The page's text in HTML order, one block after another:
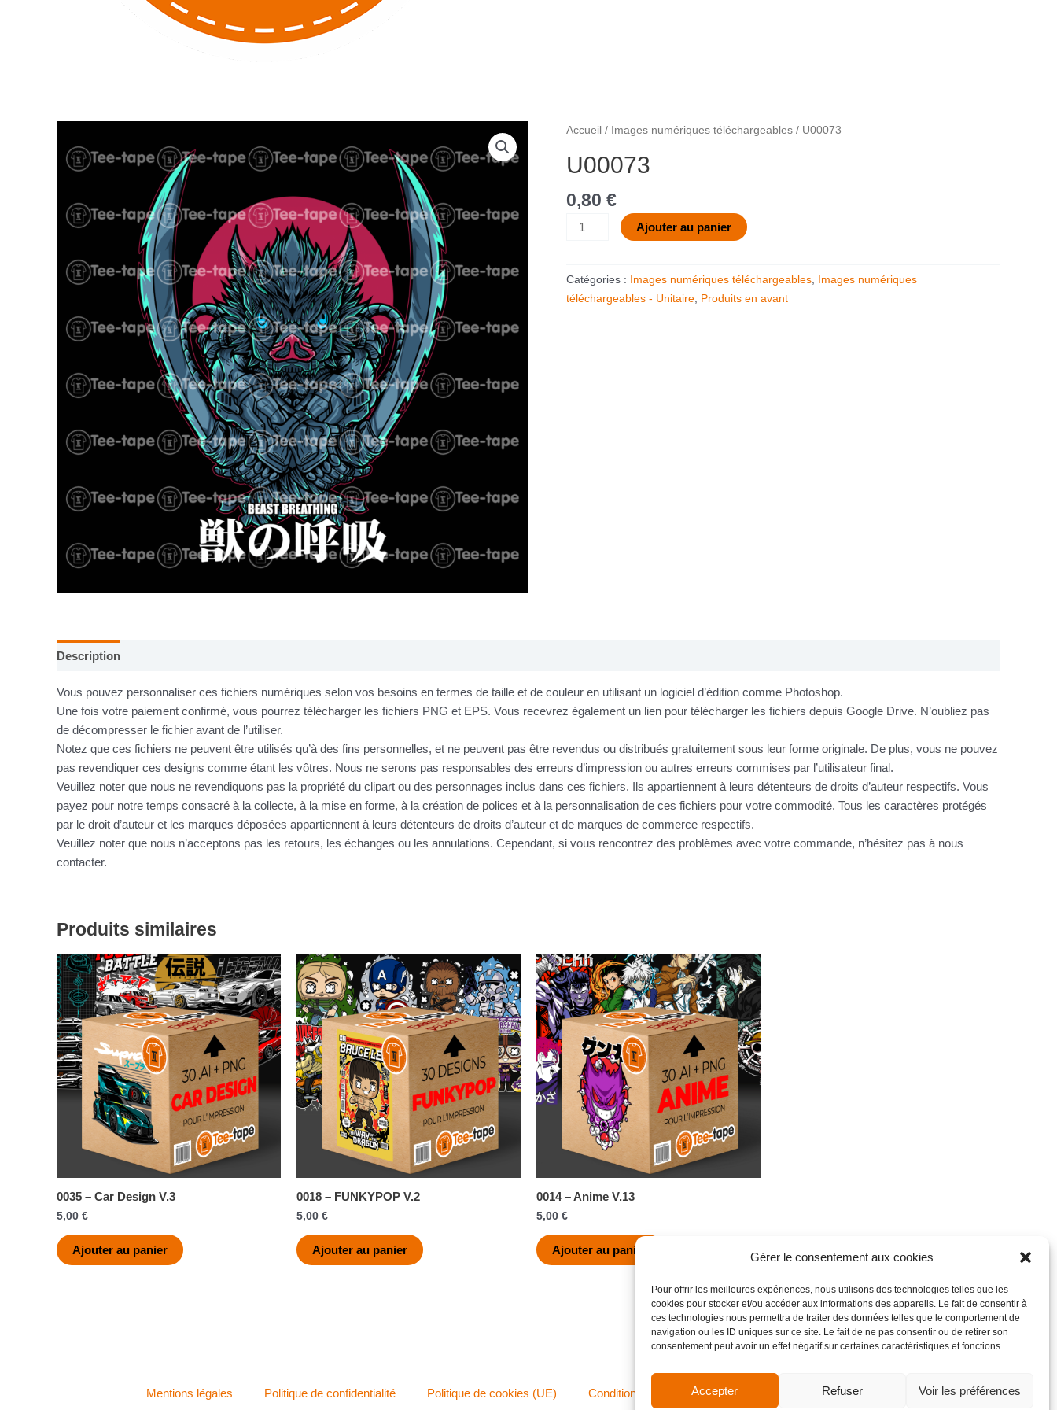
Gérer le consentement aux cookies
Pour offrir les meilleures expériences, nous utilisons des technologies telles que les
cookies pour stocker et/ou accéder aux informations des appareils. Le fait de consentir à
ces technologies nous permettra de traiter des données telles que le comportement de
navigation ou les ID uniques sur ce site. Le fait de ne pas consentir ou de retirer son
consentement peut avoir un effet négatif sur certaines caractéristiques et fonctions.
Accepter Refuser Voir les préférences
Accueil / Images numériques téléchargeables / U00073
U00073
0,80 €
quantité
U00073
Ajouter au panier
Catégories : Images numériques téléchargeables,
Images numériques
téléchargeables - Unitaire, Produits en avant
Description
Vous pouvez personnaliser ces fichiers numériques selon vos besoins en termes de taille et de couleur en utilisant un logiciel d’édition comme Photoshop.
Une fois votre paiement confirmé, vous pourrez télécharger les fichiers PNG et EPS. Vous recevrez également un lien pour télécharger les fichiers depuis Google Drive. N’oubliez pas
de décompresser le fichier avant de l’utiliser.
Notez que ces fichiers ne peuvent être utilisés qu’à des fins personnelles, et ne peuvent pas être revendus ou distribués gratuitement sous leur forme originale. De plus, vous ne pouvez
pas revendiquer ces designs comme étant les vôtres. Nous ne serons pas responsables des erreurs d’impression ou autres erreurs commises par l’utilisateur final.
Veuillez noter que nous ne revendiquons pas la propriété du clipart ou des personnages inclus dans ces fichiers. Ils appartiennent à leurs détenteurs de droits d’auteur respectifs. Vous
payez pour notre temps consacré à la collecte, à la mise en forme, à la création de polices et à la personnalisation de ces fichiers pour votre commodité. Tous les caractères protégés
par le droit d’auteur et les marques déposées appartiennent à leurs détenteurs de droits d’auteur et de marques de commerce respectifs.
Veuillez noter que nous n’acceptons pas les retours, les échanges ou les annulations. Cependant, si vous rencontrez des problèmes avec votre commande, n’hésitez pas à nous
contacter.
Produits similaires
0035 – Car Design V.3
5,00 €
Ajouter au panier
0018 – FUNKYPOP V.2
5,00 €
Ajouter au panier
0014 – Anime V.13
5,00 €
Ajouter au panier
Mentions légales Politique de confidentialité Politique de cookies (UE) Conditions générales de vente Site réalisé par VBAUDRY